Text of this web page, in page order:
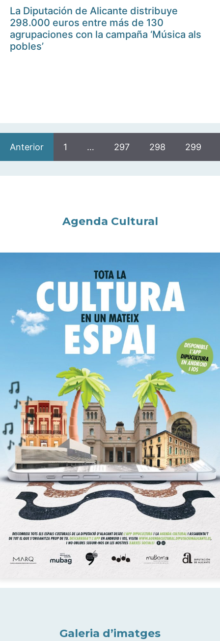
La Diputación de Alicante distribuye
298.000 euros entre más de 130
agrupaciones con la campaña ‘Música als
pobles’
Anterior 1 … 297 298 299
Agenda Cultural
Galeria d’imatges